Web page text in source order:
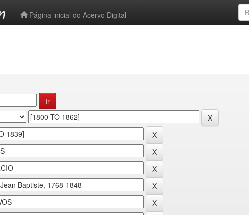
Página inicial do Acervo Digital